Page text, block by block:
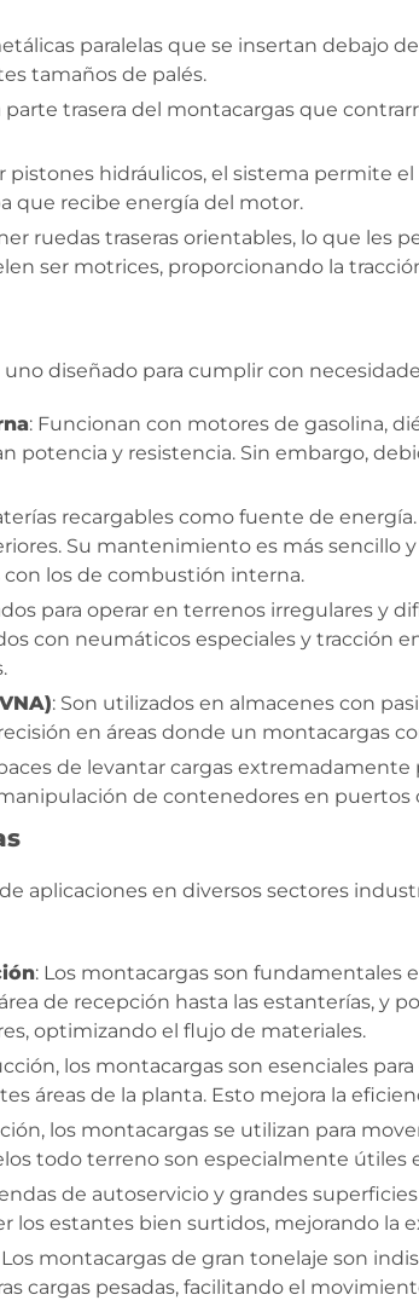
paralelas que se insertan debajo
tamaños de palés.
parte trasera del montacargas que
pistones hidráulicos, el sistema permite
que recibe energía del motor.
ruedas traseras orientables, lo que
ser motrices, proporcionando la
diseñado para cumplir con
: Funcionan con motores de gasolina,
potencia y resistencia. Sin embargo,
recargables como fuente de
Su mantenimiento es más
los de combustión interna.
para operar en terrenos irregulares y
con neumáticos especiales y tracción
: Son utilizados en almacenes con
en áreas donde un montacargas
de levantar cargas
de contenedores en
aplicaciones en diversos sectores
: Los montacargas son fundamentales
de recepción hasta las estanterías, y
optimizando el flujo de materiales.
los montacargas son esenciales
áreas de la planta. Esto mejora la
los montacargas se utilizan para
todo terreno son especialmente útiles
de autoservicio y grandes
estantes bien surtidos, mejorando la
Los montacargas de gran tonelaje son
cargas pesadas, facilitando el